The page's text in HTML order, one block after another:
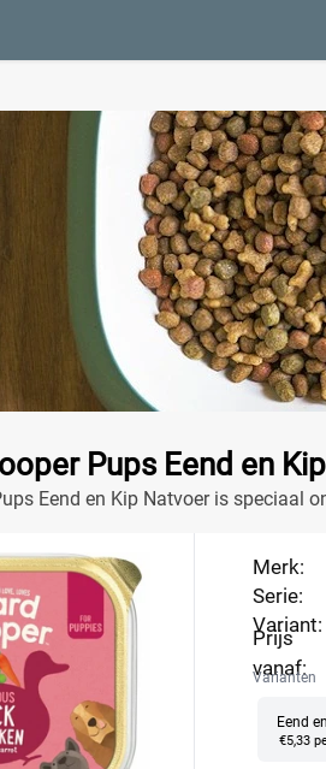
Pups Eend en
Eend en Kip Natvoer is speciaal
Merk:
Serie:
Variant:
Prijs
vanaf:
Varianten
Eend
€5,33